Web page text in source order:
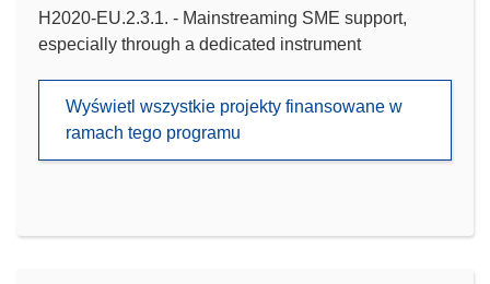
H2020-EU.2.3.1. - Mainstreaming SME support,
especially through a dedicated instrument
Wyświetl wszystkie projekty finansowane w
ramach tego programu